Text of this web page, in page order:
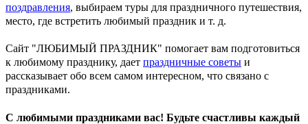
поздравления, выбираем туры для праздничного путешествия,
место, где встретить любимый праздник и т. д.
Сайт "ЛЮБИМЫЙ ПРАЗДНИК" помогает вам подготовиться
к любимому празднику, дает праздничные советы и
рассказывает обо всем самом интересном, что связано с
праздниками.
С любимыми праздниками вас! Будьте счастливы каждый